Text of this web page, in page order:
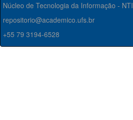
Núcleo de Tecnologia da Informação - NTI
repositorio@academico.ufs.br
+55 79 3194-6528